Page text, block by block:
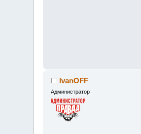
IvanOFF
Администратор